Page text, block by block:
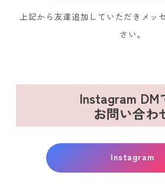
上記から友達追加していただきメッ
さい。
Instagram DM
お問い合わ
Instagram